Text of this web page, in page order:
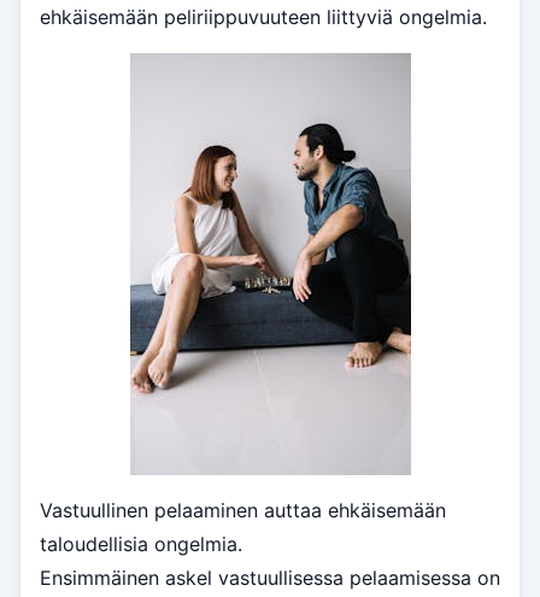
ehkäisemään peliriippuvuuteen liittyviä ongelmia.
Vastuullinen pelaaminen auttaa ehkäisemään
taloudellisia ongelmia.
Ensimmäinen askel vastuullisessa pelaamisessa on